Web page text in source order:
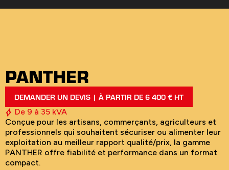
PANTHER
DEMANDER UN DEVIS | À PARTIR DE 6 400 € HT
De 9 à 35 kVA
Conçue pour les artisans, commerçants, agriculteurs et
professionnels qui souhaitent sécuriser ou alimenter leur
exploitation au meilleur rapport qualité/prix, la gamme
PANTHER offre fiabilité et performance dans un format
compact.